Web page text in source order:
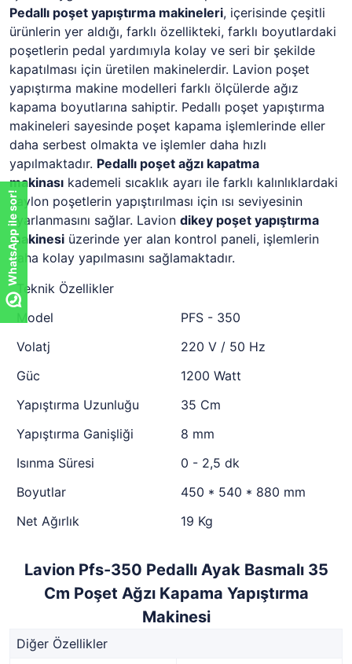
Pedallı poşet yapıştırma makineleri, içerisinde çeşitli
ürünlerin yer aldığı, farklı özellikteki, farklı boyutlardaki
poşetlerin pedal yardımıyla kolay ve seri bir şekilde
kapatılması için üretilen makinelerdir. Lavion poşet
yapıştırma makine modelleri farklı ölçülerde ağız
kapama boyutlarına sahiptir. Pedallı poşet yapıştırma
makineleri sayesinde poşet kapama işlemlerinde eller
daha serbest olmakta ve işlemler daha hızlı
yapılmaktadır. Pedallı poşet ağzı kapatma
makinası kademeli sıcaklık ayarı ile farklı kalınlıklardaki
naylon poşetlerin yapıştırılması için ısı seviyesinin
ayarlanmasını sağlar. Lavion dikey poşet yapıştırma
makinesi üzerinde yer alan kontrol paneli, işlemlerin
daha kolay yapılmasını sağlamaktadır.
Teknik Özellikler
Model
PFS - 350
Volatj
220 V / 50 Hz
Güc
1200 Watt
Yapıştırma Uzunluğu
35 Cm
Yapıştırma Ganişliği
8 mm
Isınma Süresi
0 - 2,5 dk
Boyutlar
450 * 540 * 880 mm
Net Ağırlık
19 Kg
Lavion Pfs-350 Pedallı Ayak Basmalı 35
Cm Poşet Ağzı Kapama Yapıştırma
Makinesi
Diğer Özellikler
WhatsApp ile sor!